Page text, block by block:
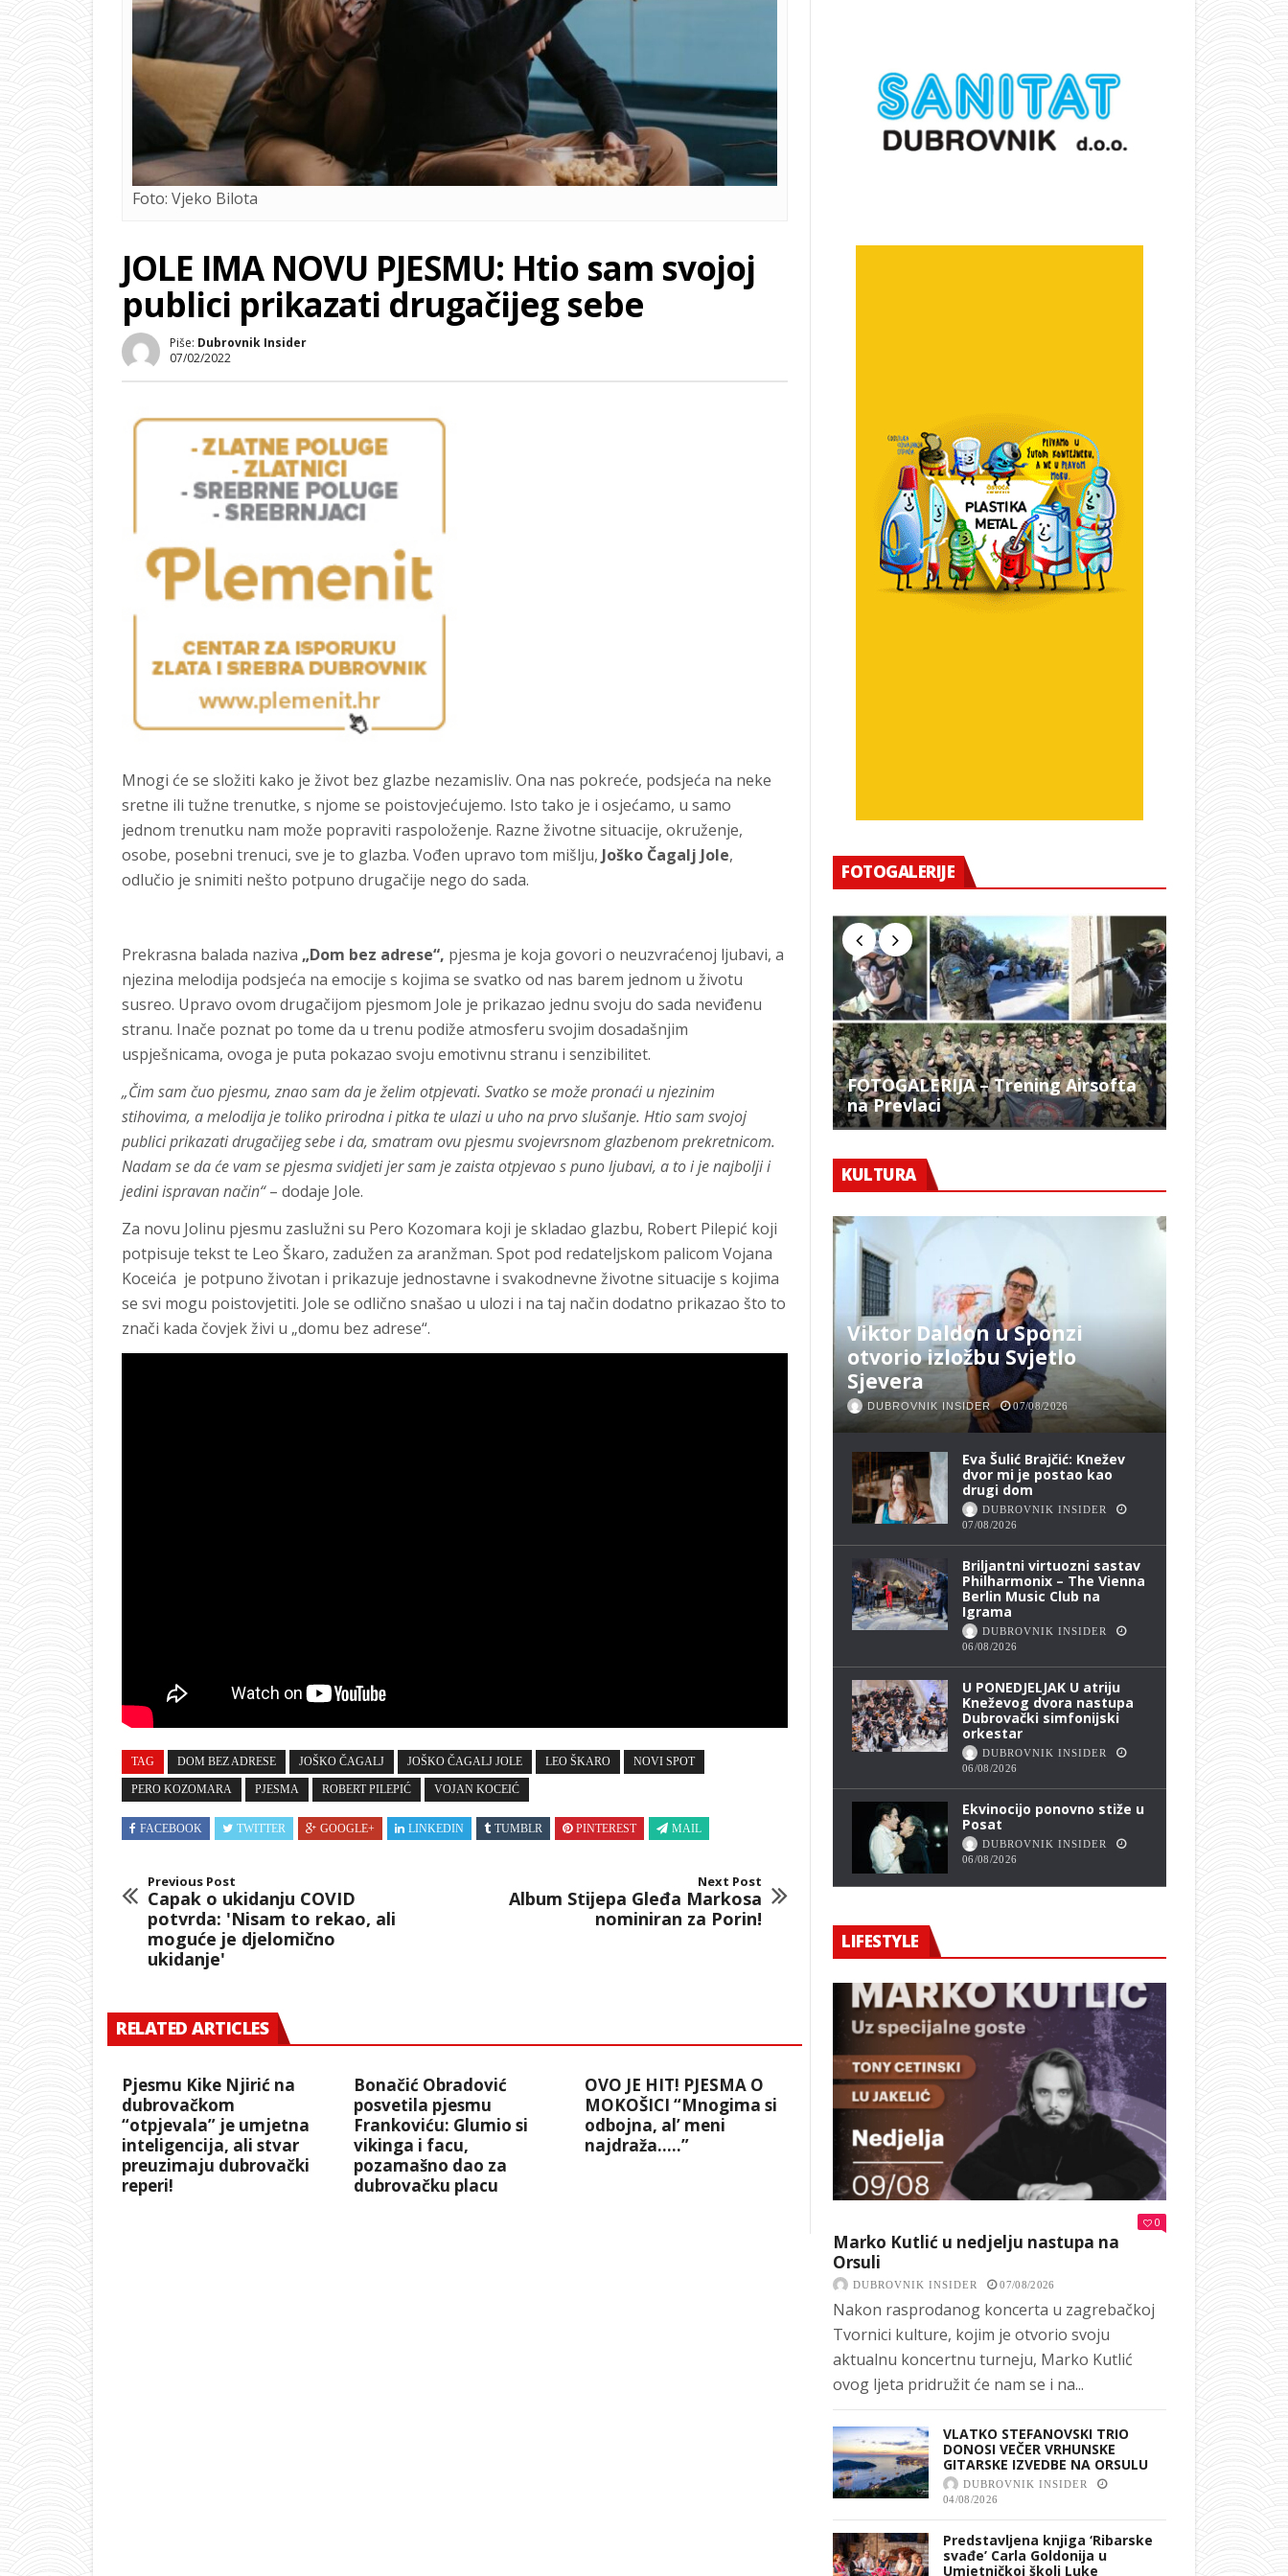
Foto: Vjeko Bilota
JOLE IMA NOVU PJESMU: Htio sam svojoj
publici prikazati drugačijeg sebe
Piše: Dubrovnik Insider
07/02/2022
Mnogi će se složiti kako je život bez glazbe nezamisliv. Ona nas pokreće, podsjeća na neke
sretne ili tužne trenutke, s njome se poistovjećujemo. Isto tako je i osjećamo, u samo
jednom trenutku nam može popraviti raspoloženje. Razne životne situacije, okruženje,
osobe, posebni trenuci, sve je to glazba. Vođen upravo tom mišlju, Joško Čagalj Jole,
odlučio je snimiti nešto potpuno drugačije nego do sada.
Prekrasna balada naziva „Dom bez adrese“, pjesma je koja govori o neuzvraćenoj ljubavi, a
njezina melodija podsjeća na emocije s kojima se svatko od nas barem jednom u životu
susreo. Upravo ovom drugačijom pjesmom Jole je prikazao jednu svoju do sada neviđenu
stranu. Inače poznat po tome da u trenu podiže atmosferu svojim dosadašnjim
uspješnicama, ovoga je puta pokazao svoju emotivnu stranu i senzibilitet.
„Čim sam čuo pjesmu, znao sam da je želim otpjevati. Svatko se može pronaći u njezinim
stihovima, a melodija je toliko prirodna i pitka te ulazi u uho na prvo slušanje. Htio sam svojoj
publici prikazati drugačijeg sebe i da, smatram ovu pjesmu svojevrsnom glazbenom prekretnicom.
Nadam se da će vam se pjesma svidjeti jer sam je zaista otpjevao s puno ljubavi, a to i je najbolji i
jedini ispravan način“– dodaje Jole.
Za novu Jolinu pjesmu zaslužni su Pero Kozomara koji je skladao glazbu, Robert Pilepić koji
potpisuje tekst te Leo Škaro, zadužen za aranžman. Spot pod redateljskom palicom Vojana
Koceića je potpuno životan i prikazuje jednostavne i svakodnevne životne situacije s kojima
se svi mogu poistovjetiti. Jole se odlično snašao u ulozi i na taj način dodatno prikazao što to
znači kada čovjek živi u „domu bez adrese“.
TAG DOM BEZ ADRESE JOŠKO ČAGALJ JOŠKO ČAGALJ JOLE LEO ŠKARO NOVI SPOT
PERO KOZOMARA PJESMA ROBERT PILEPIĆ VOJAN KOCEIĆ
FACEBOOK TWITTER GOOGLE+ LINKEDIN TUMBLR PINTEREST MAIL
Previous Post
Capak o ukidanju COVID
potvrda: 'Nisam to rekao, ali
moguće je djelomično
ukidanje'
Next Post
Album Stijepa Gleđa Markosa
nominiran za Porin!
RELATED ARTICLES
Pjesmu Kike Njirić na
dubrovačkom
“otpjevala” je umjetna
inteligencija, ali stvar
preuzimaju dubrovački
reperi!
Bonačić Obradović
posvetila pjesmu
Frankoviću: Glumio si
vikinga i facu,
pozamašno dao za
dubrovačku placu
OVO JE HIT! PJESMA O
MOKOŠICI “Mnogima si
odbojna, al’ meni
najdraža…..”
FOTOGALERIJE
FOTOGALERIJA – Trening Airsofta
na Prevlaci
FOTO –
KULTURA
Viktor Daldon u Sponzi
otvorio izložbu Svjetlo
Sjevera
DUBROVNIK INSIDER 07/08/2026
Eva Šulić Brajčić: Knežev
dvor mi je postao kao
drugi dom
DUBROVNIK INSIDER
07/08/2026
Briljantni virtuozni sastav
Philharmonix – The Vienna
Berlin Music Club na
Igrama
DUBROVNIK INSIDER
06/08/2026
U PONEDJELJAK U atriju
Kneževog dvora nastupa
Dubrovački simfonijski
orkestar
DUBROVNIK INSIDER
06/08/2026
Ekvinocijo ponovno stiže u
Posat
DUBROVNIK INSIDER
06/08/2026
LIFESTYLE
0
Marko Kutlić u nedjelju nastupa na
Orsuli
DUBROVNIK INSIDER 07/08/2026
Nakon rasprodanog koncerta u zagrebačkoj
Tvornici kulture, kojim je otvorio svoju
aktualnu koncertnu turneju, Marko Kutlić
ovog ljeta pridružit će nam se i na...
VLATKO STEFANOVSKI TRIO
DONOSI VEČER VRHUNSKE
GITARSKE IZVEDBE NA ORSULU
DUBROVNIK INSIDER
04/08/2026
Predstavljena knjiga ‘Ribarske
svađe’ Carla Goldonija u
Umjetničkoj školi Luke